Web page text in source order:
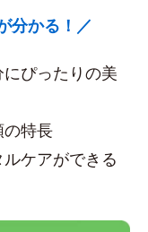
分かる！／
ぴったりの美
特長
ケアができる